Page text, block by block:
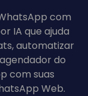
com
IA que ajuda
automatizar
do
com suas
Web.